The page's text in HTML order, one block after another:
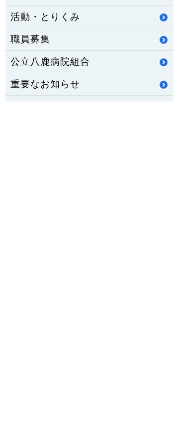
活動・とりくみ
職員募集
公立八鹿病院組合
重要なお知らせ